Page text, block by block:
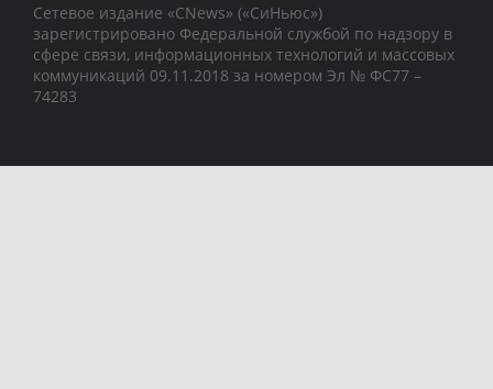
Сетевое издание «CNews» («СиНьюс»)
зарегистрировано Федеральной службой по надзору в
сфере связи, информационных технологий и массовых
коммуникаций 09.11.2018 за номером Эл № ФС77 –
74283